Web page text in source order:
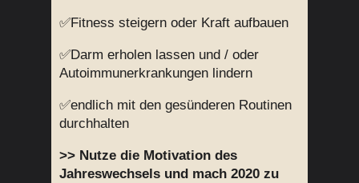
✅Fitness steigern oder Kraft aufbauen
✅Darm erholen lassen und / oder
Autoimmunerkrankungen lindern
✅endlich mit den gesünderen Routinen
durchhalten
>> Nutze die Motivation des
Jahreswechsels und mach 2020 zu